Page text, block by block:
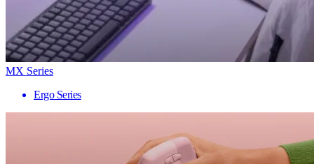
MX Series
Ergo Series